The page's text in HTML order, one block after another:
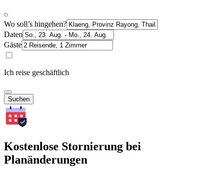
Wo soll’s hingehen?
Daten
Gäste
Ich reise geschäftlich
Suchen
Kostenlose Stornierung bei
Planänderungen